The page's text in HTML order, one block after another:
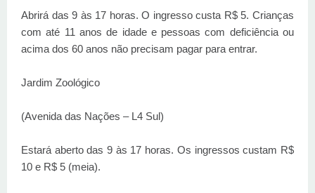
Abrirá das 9 às 17 horas. O ingresso custa R$ 5. Crianças
com até 11 anos de idade e pessoas com deficiência ou
acima dos 60 anos não precisam pagar para entrar.
Jardim Zoológico
(Avenida das Nações – L4 Sul)
Estará aberto das 9 às 17 horas. Os ingressos custam R$
10 e R$ 5 (meia).